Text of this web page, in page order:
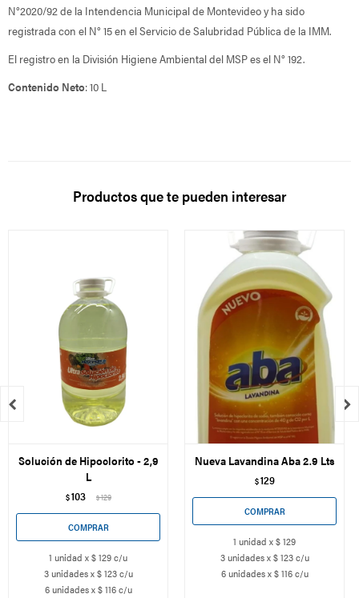
N°2020/92 de la Intendencia Municipal de Montevideo y ha sido
registrada con el N° 15 en el Servicio de Salubridad Pública de la IMM.
El registro en la División Higiene Ambiental del MSP es el N° 192.
Contenido Neto: 10 L
Productos que te pueden interesar
Solución de Hipoclorito - 2,9
L
$103 $129
1 unidad x $ 129 c/u
3 unidades x $ 123 c/u
6 unidades x $ 116 c/u
Nueva Lavandina Aba 2.9 Lts
$129
1 unidad x $ 129
3 unidades x $ 123 c/u
6 unidades x $ 116 c/u
 